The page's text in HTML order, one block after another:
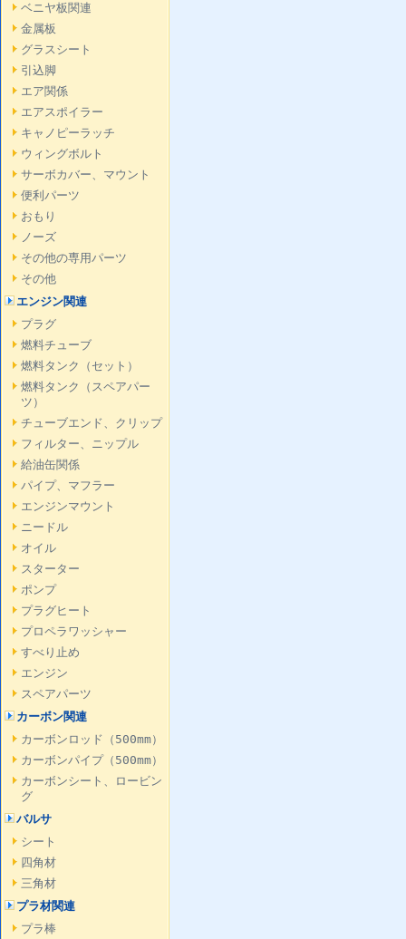
ベニヤ板関連
金属板
グラスシート
引込脚
エア関係
エアスポイラー
キャノピーラッチ
ウィングボルト
サーボカバー、マウント
便利パーツ
おもり
ノーズ
その他の専用パーツ
その他
エンジン関連
プラグ
燃料チューブ
燃料タンク（セット）
燃料タンク（スペアパー
ツ）
チューブエンド、クリップ
フィルター、ニップル
給油缶関係
パイプ、マフラー
エンジンマウント
ニードル
オイル
スターター
ポンプ
プラグヒート
プロペラワッシャー
すべり止め
エンジン
スペアパーツ
カーボン関連
カーボンロッド（500mm）
カーボンパイプ（500mm）
カーボンシート、ロービン
グ
バルサ
シート
四角材
三角材
プラ材関連
プラ棒